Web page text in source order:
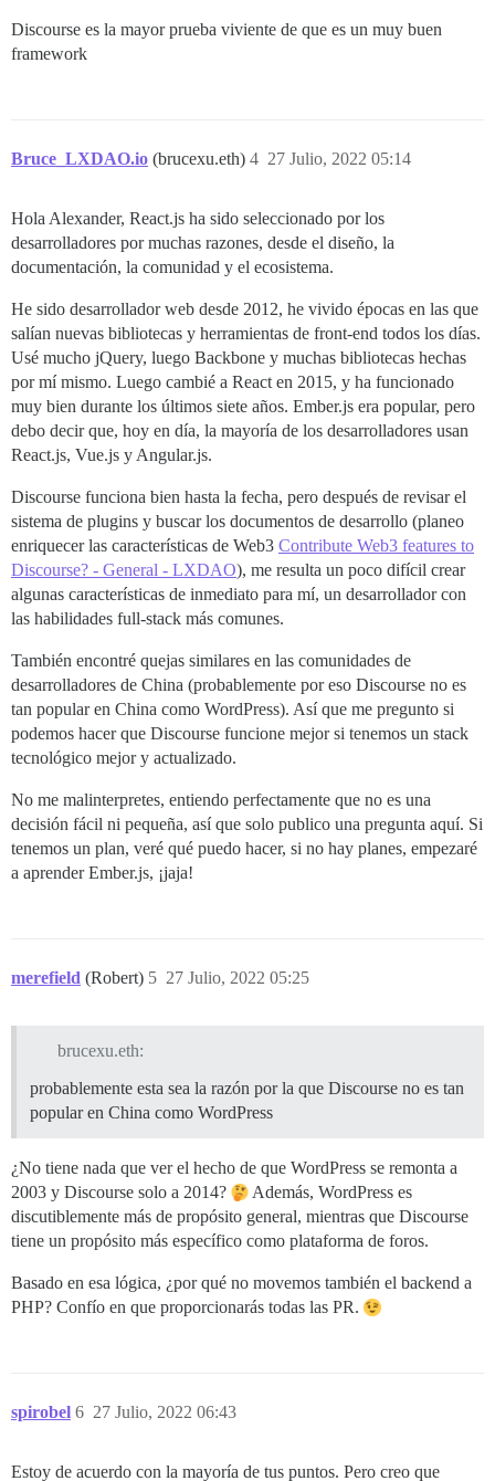
Discourse es la mayor prueba viviente de que es un muy buen
framework
Bruce_LXDAO.io (brucexu.eth) 27 Julio, 2022 05:14
4
Hola Alexander, React.js ha sido seleccionado por los
desarrolladores por muchas razones, desde el diseño, la
documentación, la comunidad y el ecosistema.
He sido desarrollador web desde 2012, he vivido épocas en las que
salían nuevas bibliotecas y herramientas de front-end todos los días.
Usé mucho jQuery, luego Backbone y muchas bibliotecas hechas
por mí mismo. Luego cambié a React en 2015, y ha funcionado
muy bien durante los últimos siete años. Ember.js era popular, pero
debo decir que, hoy en día, la mayoría de los desarrolladores usan
React.js, Vue.js y Angular.js.
Discourse funciona bien hasta la fecha, pero después de revisar el
sistema de plugins y buscar los documentos de desarrollo (planeo
enriquecer las características de Web3 Contribute Web3 features to
Discourse? - General - LXDAO), me resulta un poco difícil crear
algunas características de inmediato para mí, un desarrollador con
las habilidades full-stack más comunes.
También encontré quejas similares en las comunidades de
desarrolladores de China (probablemente por eso Discourse no es
tan popular en China como WordPress). Así que me pregunto si
podemos hacer que Discourse funcione mejor si tenemos un stack
tecnológico mejor y actualizado.
No me malinterpretes, entiendo perfectamente que no es una
decisión fácil ni pequeña, así que solo publico una pregunta aquí. Si
tenemos un plan, veré qué puedo hacer, si no hay planes, empezaré
a aprender Ember.js, ¡jaja!
merefield (Robert) 27 Julio, 2022 05:25
5
brucexu.eth:
probablemente esta sea la razón por la que Discourse no es tan
popular en China como WordPress
¿No tiene nada que ver el hecho de que WordPress se remonta a
2003 y Discourse solo a 2014?
Además, WordPress es
discutiblemente más de propósito general, mientras que Discourse
tiene un propósito más específico como plataforma de foros.
Basado en esa lógica, ¿por qué no movemos también el backend a
PHP? Confío en que proporcionarás todas las PR.
spirobel 27 Julio, 2022 06:43
6
Estoy de acuerdo con la mayoría de tus puntos. Pero creo que